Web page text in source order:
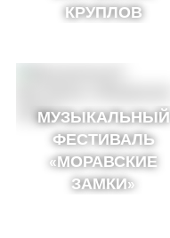
КРУПЛОВ
МУЗЫКАЛЬНЫЙ
ФЕСТИВАЛЬ
«МОРАВСКИЕ
ЗАМКИ»